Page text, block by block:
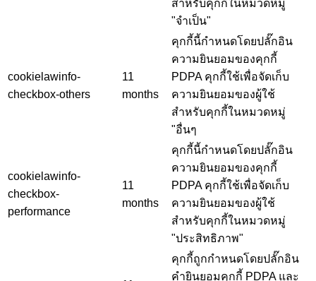
สำหรับคุกกี้ในหมวดหมู่
"จำเป็น"
cookielawinfo-
checkbox-others
11
months
คุกกี้นี้กำหนดโดยปลั๊กอิน
ความยินยอมของคุกกี้
PDPA คุกกี้ใช้เพื่อจัดเก็บ
ความยินยอมของผู้ใช้
สำหรับคุกกี้ในหมวดหมู่
"อื่นๆ
cookielawinfo-
checkbox-
performance
11
months
คุกกี้นี้กำหนดโดยปลั๊กอิน
ความยินยอมของคุกกี้
PDPA คุกกี้ใช้เพื่อจัดเก็บ
ความยินยอมของผู้ใช้
สำหรับคุกกี้ในหมวดหมู่
"ประสิทธิภาพ"
คุกกี้ถูกกำหนดโดยปลั๊กอิน
คำยินยอมคุกกี้ PDPA และ